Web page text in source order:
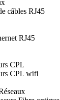
câbles RJ45
RJ45
CPL
CPL wifi